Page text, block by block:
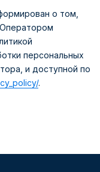
о том,
персональных
и доступной по
.